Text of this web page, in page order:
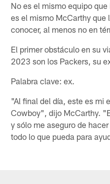
No es el mismo equipo
es el mismo McCarthy que
conocer, al menos no en
El primer obstáculo en su
2023 son los Packers, su
Palabra clave: ex.
"Al final del día, este es mi
Cowboy", dijo McCarthy.
y sólo me aseguro de
todo lo que pueda para